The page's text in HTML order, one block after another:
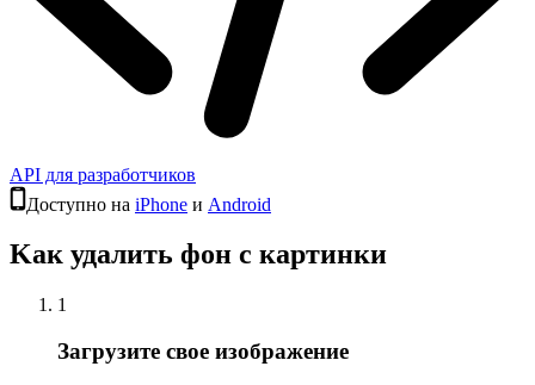
API для разработчиков
Доступно на iPhone и Android
Kак удалить фон с картинки
1
Загрузите свое изображение